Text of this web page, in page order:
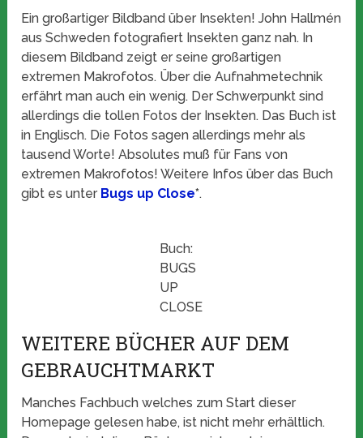
Ein großartiger Bildband über Insekten! John Hallmén
aus Schweden fotografiert Insekten ganz nah. In
diesem Bildband zeigt er seine großartigen
extremen Makrofotos. Über die Aufnahmetechnik
erfährt man auch ein wenig. Der Schwerpunkt sind
allerdings die tollen Fotos der Insekten. Das Buch ist
in Englisch. Die Fotos sagen allerdings mehr als
tausend Worte! Absolutes muß für Fans von
extremen Makrofotos! Weitere Infos über das Buch
gibt es unter Bugs up Close*.
Buch:
BUGS
UP
CLOSE
WEITERE BÜCHER AUF DEM
GEBRAUCHTMARKT
Manches Fachbuch welches zum Start dieser
Homepage gelesen habe, ist nicht mehr erhältlich.